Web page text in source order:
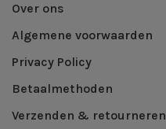
Over ons
Algemene voorwaarden
Privacy Policy
Betaalmethoden
Verzenden & retourneren